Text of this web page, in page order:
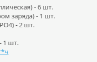
- 6 шт.
заряда) - 1 шт.
- 2 шт.
1 шт.